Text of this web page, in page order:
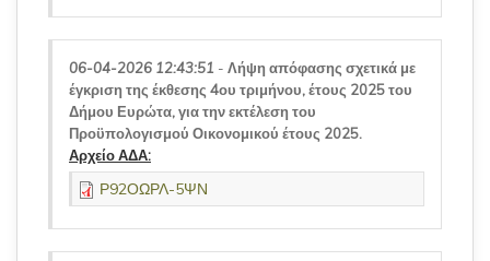
06-04-2026 12:43:51 - Λήψη απόφασης σχετικά με
έγκριση της έκθεσης 4ου τριμήνου, έτους 2025 του
Δήμου Ευρώτα, για την εκτέλεση του
Προϋπολογισμού Οικονομικού έτους 2025.
Αρχείο ΑΔΑ:
Ρ92ΟΩΡΛ-5ΨΝ